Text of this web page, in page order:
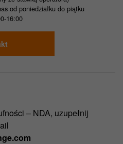
od poniedziałku do piątku
16:00
– NDA, uzupełnij